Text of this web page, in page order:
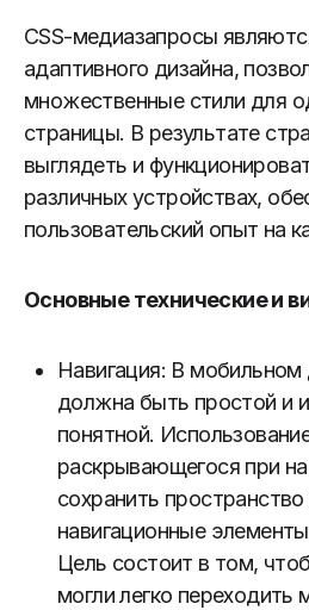
CSS-медиазапросы
адаптивного дизайна,
множественные стили для
страницы. В результате
выглядеть и
различных устройствах,
пользовательский опыт на
Основные технические и
Навигация: В мобильном
должна быть простой и
понятной.
раскрывающегося при
сохранить пространство
навигационные
Цель состоит в том,
могли легко